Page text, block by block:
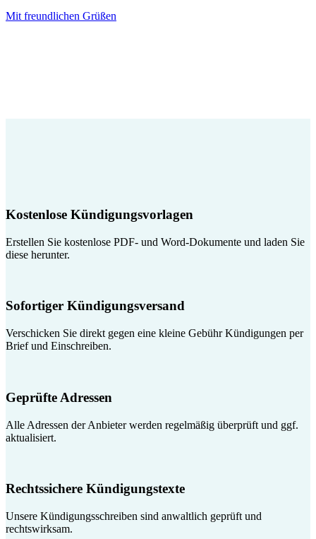
Mit freundlichen Grüßen
Kostenlose Kündigungsvorlagen
Erstellen Sie kostenlose PDF- und Word-Dokumente und laden Sie
diese herunter.
Sofortiger Kündigungsversand
Verschicken Sie direkt gegen eine kleine Gebühr Kündigungen per
Brief und Einschreiben.
Geprüfte Adressen
Alle Adressen der Anbieter werden regelmäßig überprüft und ggf.
aktualisiert.
Rechtssichere Kündigungstexte
Unsere Kündigungsschreiben sind anwaltlich geprüft und
rechtswirksam.